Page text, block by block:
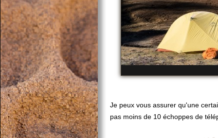
Je peux vous assurer qu'une
pas moins de 10 échoppes de